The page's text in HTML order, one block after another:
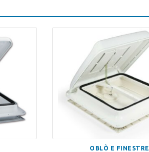
OBLÒ E FINESTRE